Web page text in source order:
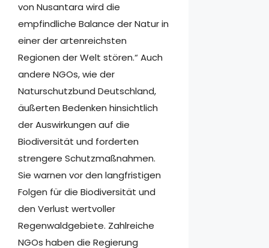
von Nusantara wird die
empfindliche Balance der Natur in
einer der artenreichsten
Regionen der Welt stören.“ Auch
andere NGOs, wie der
Naturschutzbund Deutschland,
äußerten Bedenken hinsichtlich
der Auswirkungen auf die
Biodiversität und forderten
strengere Schutzmaßnahmen.
Sie warnen vor den langfristigen
Folgen für die Biodiversität und
den Verlust wertvoller
Regenwaldgebiete. Zahlreiche
NGOs haben die Regierung